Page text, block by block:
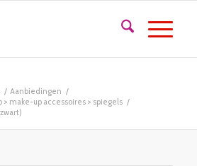
/ Aanbiedingen /
make-up accessoires > spiegels /